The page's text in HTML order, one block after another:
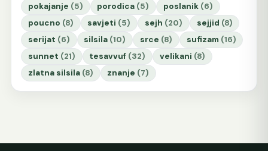
pokajanje (5) porodica (5) poslanik (6)
poucno (8) savjeti (5) sejh (20) sejjid (8)
serijat (6) silsila (10) srce (8) sufizam (16)
sunnet (21) tesavvuf (32) velikani (8)
zlatna silsila (8) znanje (7)